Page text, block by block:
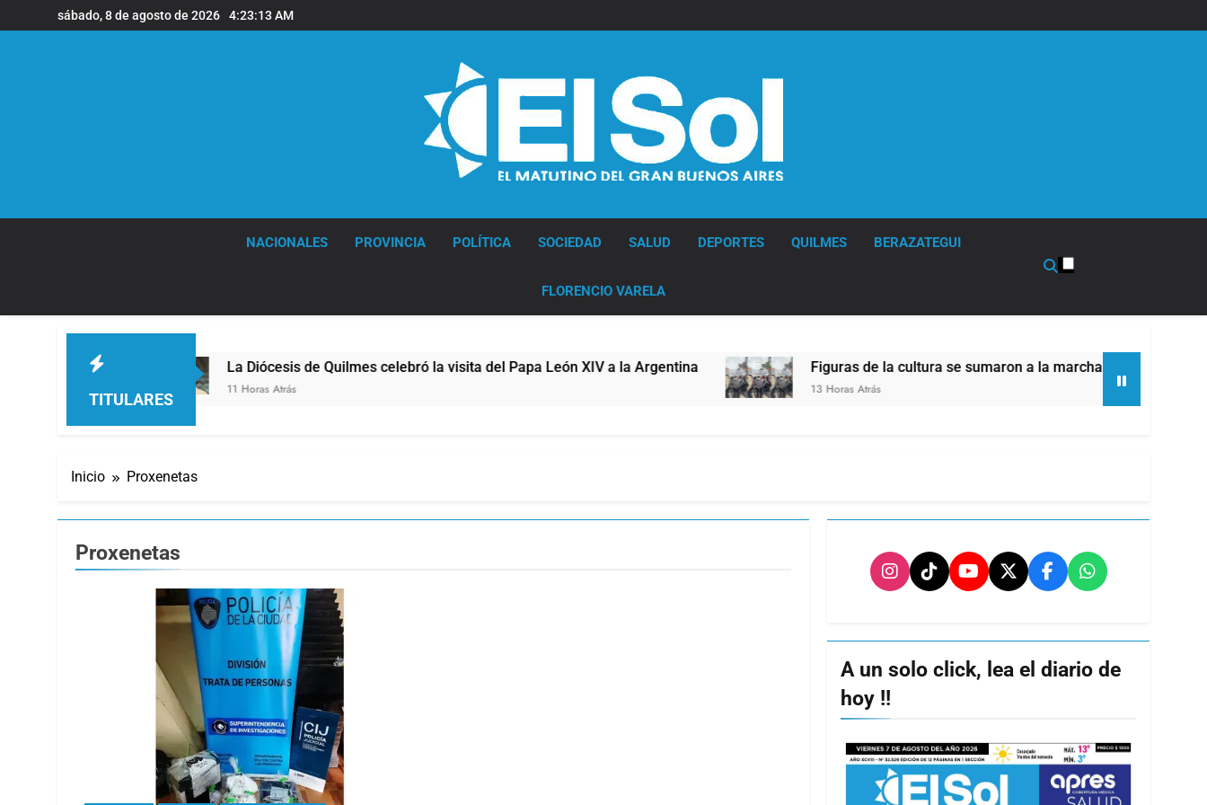
al
sábado, 8 de agosto de 2026 4:23:14 AM
NACIONALES PROVINCIA POLÍTICA SOCIEDAD SALUD DEPORTES QUILMES BERAZATEGUI
FLORENCIO VARELA
TITULARES
La Diócesis de Quilmes celebró la visita del Papa León XIV a la Argentina Figuras de la cultura se sumaron a la marcha frente al Congreso contra la Ley
13 Horas Atrás
Inicio Proxenetas
Proxenetas
A un solo click, lea el diario de
hoy !!